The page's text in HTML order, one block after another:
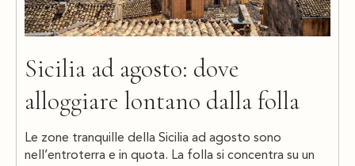
Sicilia ad agosto: dove
alloggiare lontano dalla folla
Le zone tranquille della Sicilia ad agosto sono
nell’entroterra e in quota. La folla si concentra su un